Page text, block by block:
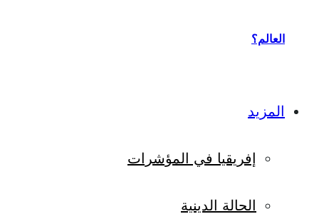
العالم؟
المزيد
إفريقيا في المؤشرات
الحالة الدينية